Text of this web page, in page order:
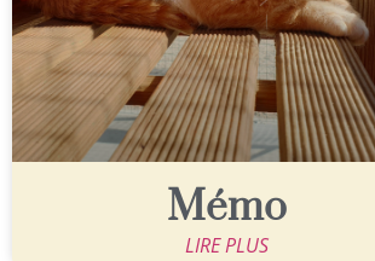
Mémo
LIRE PLUS